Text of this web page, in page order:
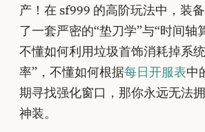
产！在 sf999 的高阶玩法中，装
了一套严密的“垫刀学”与“时间轴
不懂如何利用垃圾首饰消耗掉系
率”，不懂如何根据每日开服表中
期寻找强化窗口，那你永远无法
神装。